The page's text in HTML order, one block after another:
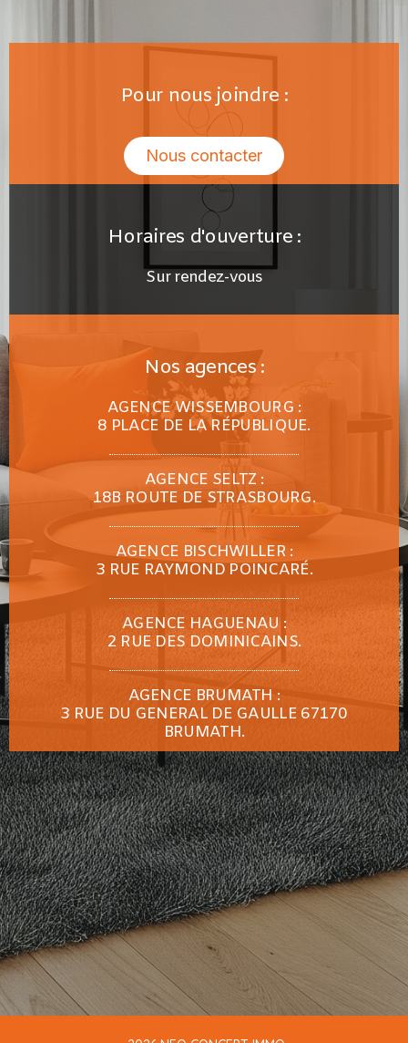
Pour nous joindre :
Nous contacter
Horaires d'ouverture :
Sur rendez-vous
Nos agences :
AGENCE WISSEMBOURG :
8 PLACE DE LA RÉPUBLIQUE.
AGENCE SELTZ :
18B ROUTE DE STRASBOURG.
AGENCE BISCHWILLER :
3 RUE RAYMOND POINCARÉ.
AGENCE HAGUENAU :
2 RUE DES DOMINICAINS.
AGENCE BRUMATH :
3 RUE DU GENERAL DE GAULLE 67170
BRUMATH.